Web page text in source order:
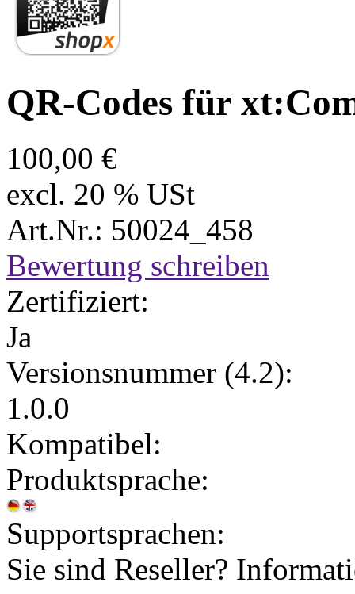
QR-Codes für
100,00 €
excl. 20 % USt
Art.Nr.: 50024_458
Bewertung schreiben
Zertifiziert:
Ja
Versionsnummer (4.2):
1.0.0
Kompatibel:
Produktsprache:
Supportsprachen:
Sie sind Reseller?